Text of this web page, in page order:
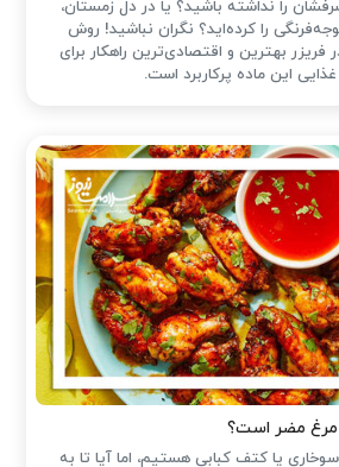
را نداشته باشید؟ یا در دل زمستان،
را کرده‌اید؟ نگران نباشید! روش
بهترین و اقتصادی‌ترین راهکار برای
این ماده پرکاربرد است.
مرغ مضر است؟
یا کتف کبابی هستیم، اما آیا تا به